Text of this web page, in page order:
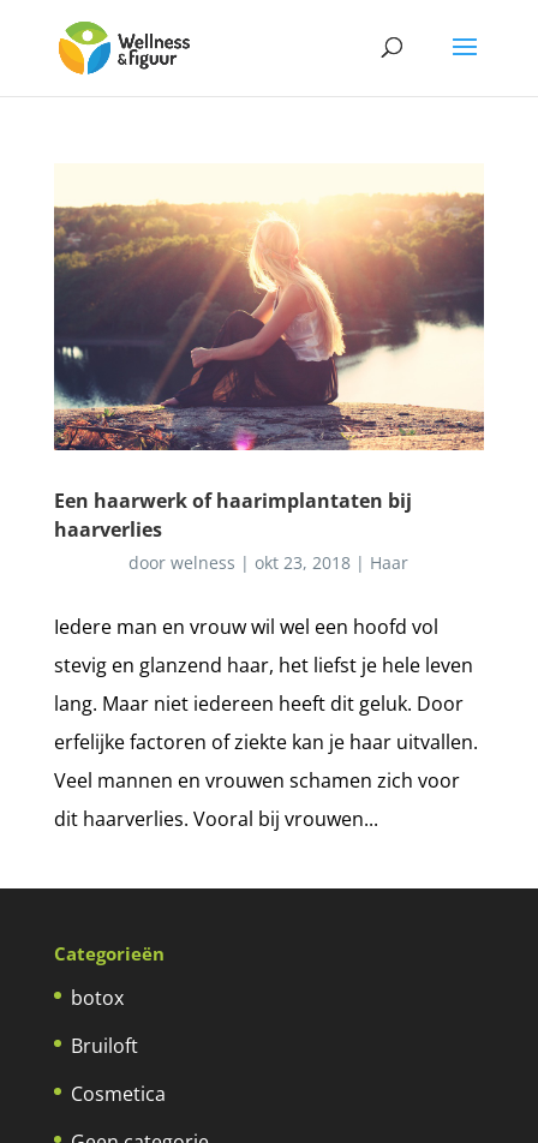
Een haarwerk of haarimplantaten bij
haarverlies
doorwelness |okt 23, 2018 | Haar
Iedere man en vrouw wil wel een hoofd vol
stevig en glanzend haar, het liefst je hele leven
lang. Maar niet iedereen heeft dit geluk. Door
erfelijke factoren of ziekte kan je haar uitvallen.
Veel mannen en vrouwen schamen zich voor
dit haarverlies. Vooral bij vrouwen...
Categorieën
botox
Bruiloft
Cosmetica